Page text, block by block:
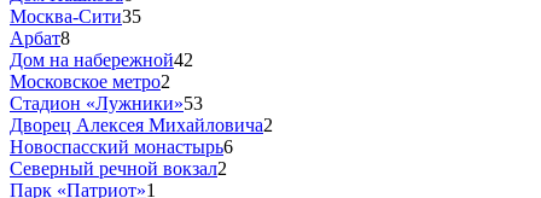
Москва-Сити35
Арбат8
Дом на набережной42
Московское метро2
Стадион «Лужники»53
Дворец Алексея Михайловича2
Новоспасский монастырь6
Северный речной вокзал2
Парк «Патриот»1